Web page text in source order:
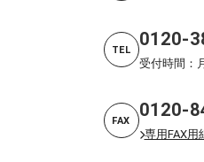
TEL 0120-
受付時間：
FAX 0120-
専用FAX用